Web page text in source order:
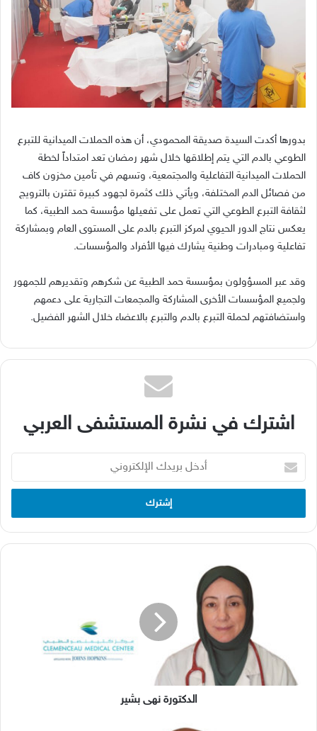
بدورها أكدت السيدة صديقة المحمودي، أن هذه الحملات الميدانية للتبرع
الطوعي بالدم التي يتم إطلاقها خلال شهر رمضان تعد امتداداً لخطة
الحملات الميدانية التفاعلية والمجتمعية، وتسهم في تأمين مخزون كاف
من فصائل الدم المختلفة، ويأتي ذلك كثمرة لجهود كبيرة تقترن بالترويج
لثقافة التبرع الطوعي التي تعمل على تفعيلها مؤسسة حمد الطبية، كما
يعكس نتاج الدور الحيوي لمركز التبرع بالدم على المستوى العام وبمشاركة
تفاعلية ومبادرات وطنية يشارك فيها الأفراد والمؤسسات.
وقد عبر المسؤولون بمؤسسة حمد الطبية عن شكرهم وتقديرهم للجمهور
ولجميع المؤسسات الأخرى المشاركة والمجمعات التجارية على دعمهم
واستضافتهم لحملة التبرع بالدم والتبرع بالاعضاء خلال الشهر الفضيل.
اشترك في نشرة المستشفى العربي
بريدك
الإلكتروني
الدكتورة نهى بشير